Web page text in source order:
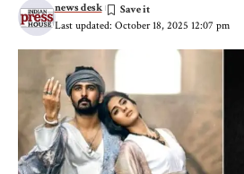
Last updated: October 18, 2025 12:07 pm
news desk